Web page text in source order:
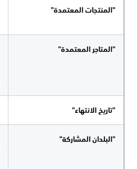
"المنتجات المعتمدة"
"المتاجر المعتمدة"
"تاريخ الانتهاء"
"البلدان المشاركة"